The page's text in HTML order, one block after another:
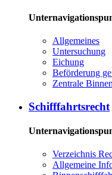
Allgemeines
Untersuchung
Eichung
Beförderung
Zentrale
Schifffahrtsrecht
Verzeichnis
Allgemeine